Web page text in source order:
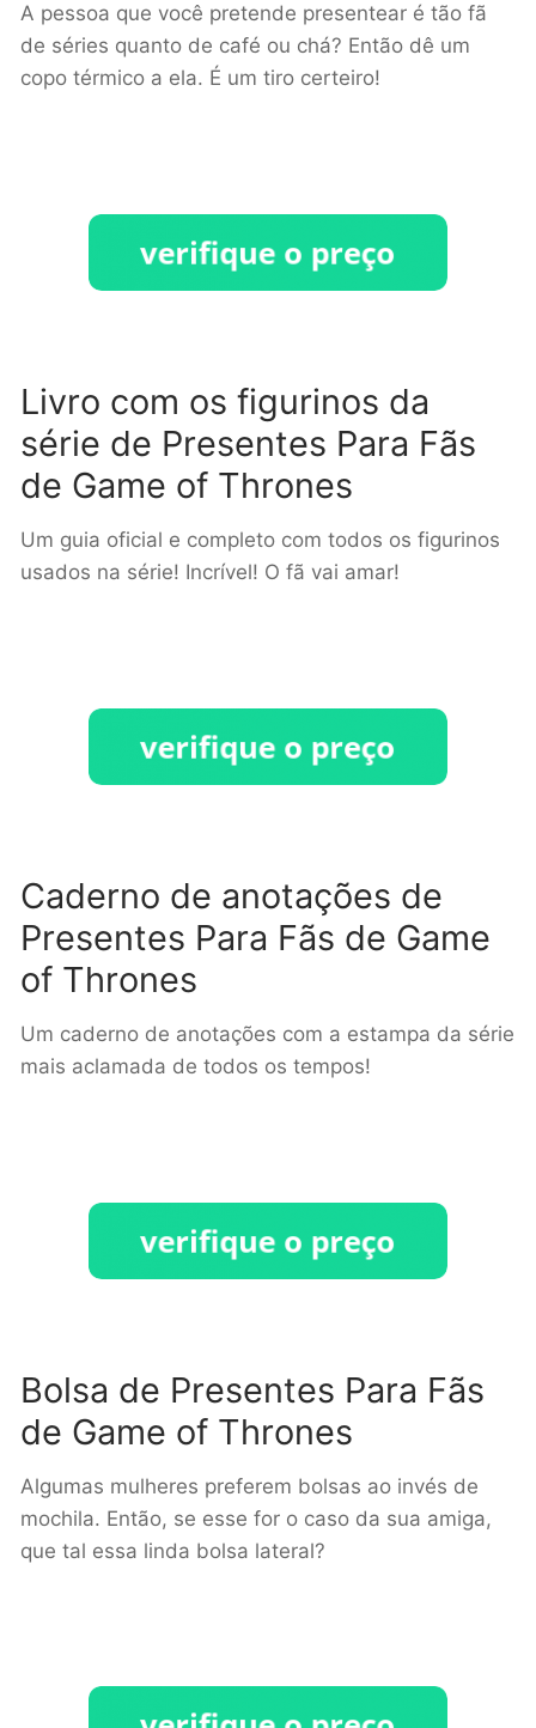
A pessoa que você pretende presentear é tão fã
de séries quanto de café ou chá? Então dê um
copo térmico a ela. É um tiro certeiro!
Livro com os figurinos da
série de Presentes Para Fãs
de Game of Thrones
Um guia oficial e completo com todos os figurinos
usados na série! Incrível! O fã vai amar!
Caderno de anotações de
Presentes Para Fãs de Game
of Thrones
Um caderno de anotações com a estampa da série
mais aclamada de todos os tempos!
Bolsa de Presentes Para Fãs
de Game of Thrones
Algumas mulheres preferem bolsas ao invés de
mochila. Então, se esse for o caso da sua amiga,
que tal essa linda bolsa lateral?